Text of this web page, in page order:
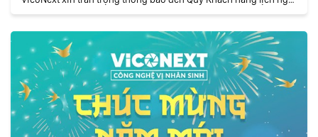
lễ Giỗ Tổ Hùng Vương năm 2025.